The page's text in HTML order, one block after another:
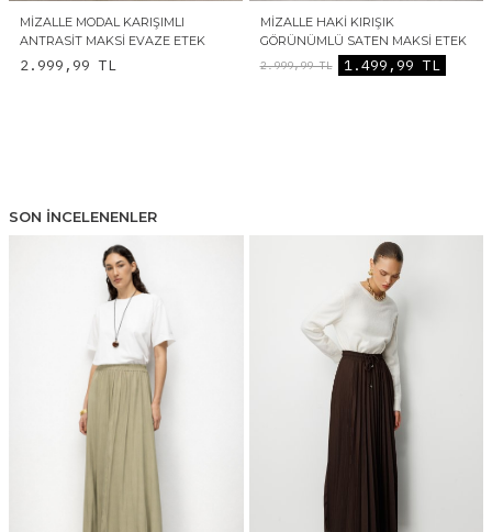
MIZALLE MODAL KARIŞIMLI
ANTRASIT MAKSI EVAZE ETEK
2.999,99 TL
MIZALLE HAKI KIRIŞIK
GÖRÜNÜMLÜ SATEN MAKSI ETEK
2.999,99TL 1.499,99 TL
SON İNCELENENLER